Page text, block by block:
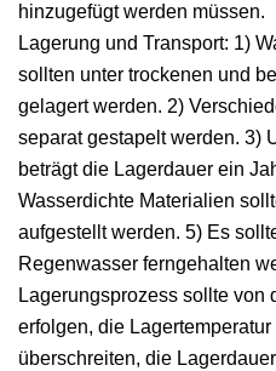
hinzugefügt werden müssen.
Lagerung und Transport: 1)
sollten unter trockenen und
gelagert werden. 2)
separat gestapelt werden. 3)
beträgt die Lagerdauer ein
Wasserdichte Materialien
aufgestellt werden. 5) Es
Regenwasser ferngehalten
Lagerungsprozess sollte von
erfolgen, die Lagertemperatur
überschreiten, die